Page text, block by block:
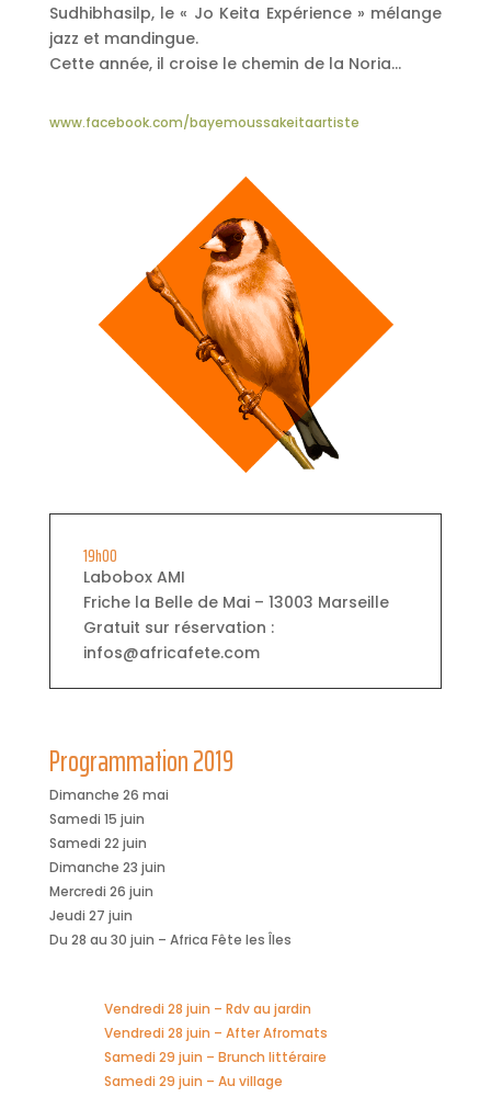
Sudhibhasilp, le « Jo Keita Expérience » mélange
jazz et mandingue.
Cette année, il croise le chemin de la Noria…
www.facebook.com/bayemoussakeitaartiste
19h00
Labobox AMI
Friche la Belle de Mai – 13003 Marseille
Gratuit sur réservation :
infos@africafete.com
Programmation 2019
Dimanche 26 mai
Samedi 15 juin
Samedi 22 juin
Dimanche 23 juin
Mercredi 26 juin
Jeudi 27 juin
Du 28 au 30 juin – Africa Fête les Îles
Vendredi 28 juin – Rdv au jardin
Vendredi 28 juin – After Afromats
Samedi 29 juin – Brunch littéraire
Samedi 29 juin – Au village